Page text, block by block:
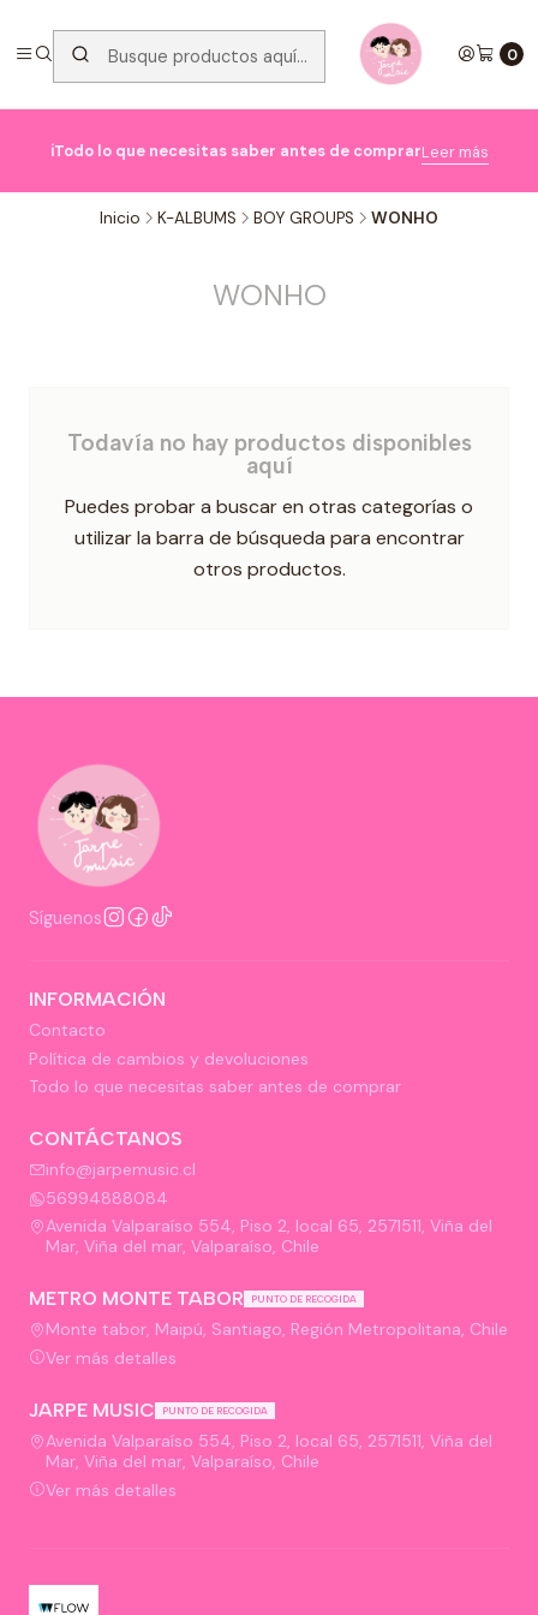
0
ℹ️Todo lo que necesitas saber antes de comprarLeer más
Inicio K-ALBUMS BOY GROUPS WONHO
WONHO
Todavía no hay productos disponibles
aquí
Puedes probar a buscar en otras categorías o
utilizar la barra de búsqueda para encontrar
otros productos.
Síguenos
INFORMACIÓN
Contacto
Política de cambios y devoluciones
Todo lo que necesitas saber antes de comprar
CONTÁCTANOS
info@jarpemusic.cl
56994888084
Avenida Valparaíso 554, Piso 2, local 65, 2571511, Viña del
Mar, Viña del mar, Valparaíso, Chile
METRO MONTE TABOR PUNTO DE RECOGIDA
Monte tabor, Maipú, Santiago, Región Metropolitana, Chile
Ver más detalles
JARPE MUSIC PUNTO DE RECOGIDA
Avenida Valparaíso 554, Piso 2, local 65, 2571511, Viña del
Mar, Viña del mar, Valparaíso, Chile
Ver más detalles